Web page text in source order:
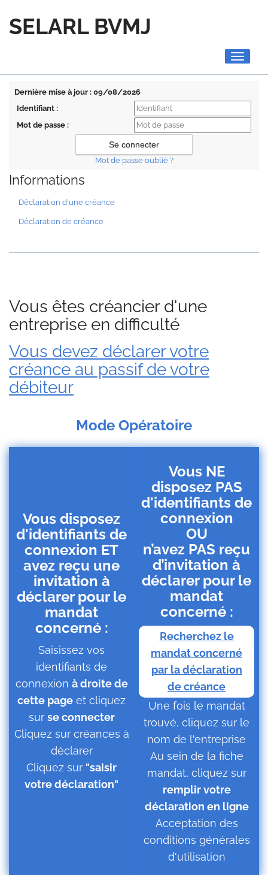
SELARL BVMJ
Toggle
Dernière mise à jour : 09/08/2026
Identifiant :
Mot de passe :
Mot de passe oublié ?
Informations
Déclaration d'une créance
Déclaration de créance
Vous êtes créancier d'une
entreprise en difficulté
Vous devez déclarer votre
créance au passif de votre
débiteur
Mode Opératoire
Vous disposez
d'identifiants de
connexion ET
avez reçu une
invitation à
déclarer pour le
mandat
concerné :
Saisissez vos
identifiants de
connexion à droite de
cette page et cliquez
sur se connecter
Cliquez sur créances à
déclarer
Cliquez sur "saisir
votre déclaration"
Vous NE
disposez PAS
d'identifiants de
connexion
OU
n’avez PAS reçu
d’invitation à
déclarer pour le
mandat
concerné :
Recherchez le
mandat concerné
par la déclaration
de créance
Une fois le mandat
trouvé, cliquez sur le
nom de l'entreprise
Au sein de la fiche
mandat, cliquez sur
remplir votre
déclaration en ligne
Acceptation des
conditions générales
d'utilisation